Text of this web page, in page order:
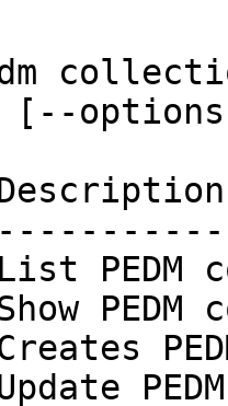
[--
PEDM